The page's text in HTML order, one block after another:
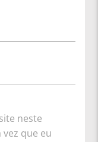
neste
que eu